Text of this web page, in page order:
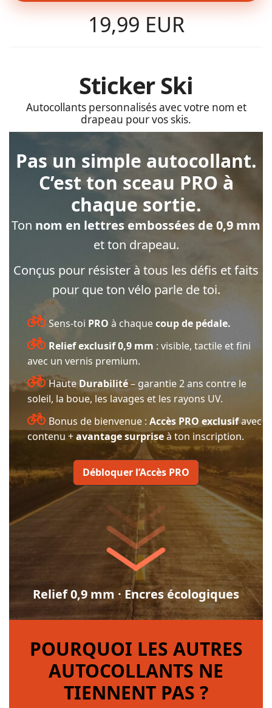
19,99 EUR
Sticker Ski
Autocollants personnalisés avec votre nom et
drapeau pour vos skis.
Pas un simple autocollant.
C’est ton sceau PRO à
chaque sortie.
Ton nom en lettres embossées de 0,9 mm
et ton drapeau.
Conçus pour résister à tous les défis et faits
pour que ton vélo parle de toi.
Sens-toi PRO à chaquecoup de pédale.
Relief exclusif 0,9 mm : visible, tactile et fini
avec un vernis premium.
HauteDurabilité– garantie 2 ans contre le
soleil, la boue, les lavages et les rayons UV.
Bonus de bienvenue : Accès PRO exclusifavec
contenu +avantage surpriseà ton inscription.
Débloquer l’Accès PRO
Relief 0,9 mm · Encres écologiques
POURQUOI LES AUTRES
AUTOCOLLANTS NE
TIENNENT PAS ?